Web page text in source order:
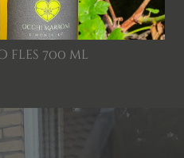
fles 700 ml